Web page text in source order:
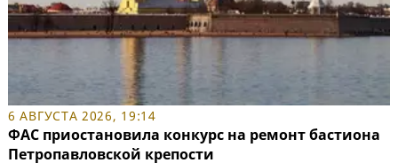
6 АВГУСТА 2026, 19:14
ФАС приостановила конкурс на ремонт бастиона
Петропавловской крепости